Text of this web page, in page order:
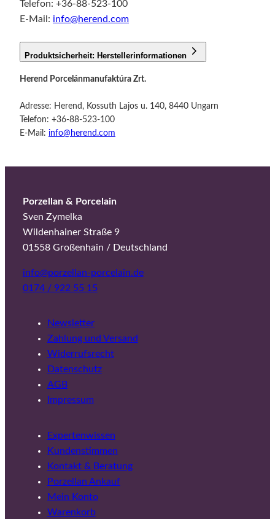
Telefon: +36-88-523-100
E-Mail: info@herend.com
Produktsicherheit: Herstellerinformationen
Herend Porcelánmanufaktúra Zrt.
Adresse: Herend, Kossuth Lajos u. 140, 8440 Ungarn
Telefon: +36-88-523-100
E-Mail: info@herend.com
Porzellan & Porcelain
Sven Zymelka
Wildenhainer Straße 9
01558 Großenhain / Deutschland
info@porzellan-porcelain.de
0174 / 922 55 15
Newsletter
Zahlung und Versand
Widerrufsrecht
Datenschutz
AGB
Impressum
Expertenwissen
Kundenstimmen
Kontakt & Beratung
Porzellan Ankauf
Mein Konto
Warenkorb